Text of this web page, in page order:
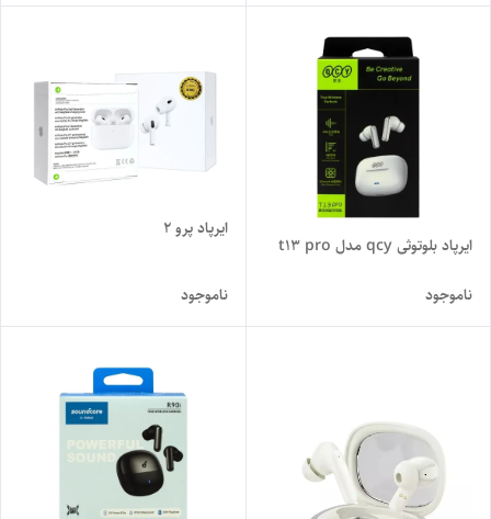
ایرپاد بلوتوثی qcy مدل t13 pro
ناموجود
ایرپاد پرو 2
ناموجود